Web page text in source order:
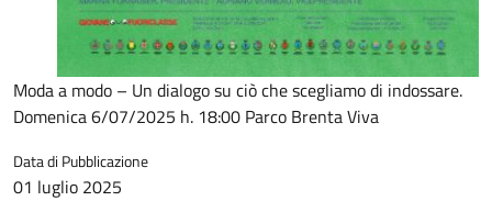
Moda a modo – Un dialogo su ciò che scegliamo di indossare.
Domenica 6/07/2025 h. 18:00 Parco Brenta Viva
Data di Pubblicazione
01 luglio 2025